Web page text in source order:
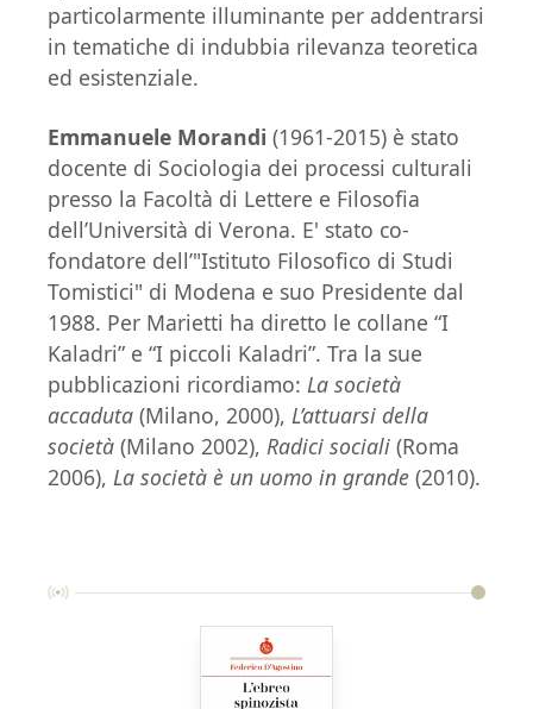
particolarmente illuminante per addentrarsi
in tematiche di indubbia rilevanza teoretica
ed esistenziale.
Emmanuele Morandi (1961-2015) è stato
docente di Sociologia dei processi culturali
presso la Facoltà di Lettere e Filosofia
dell’Università di Verona. E' stato co-
fondatore dell’"Istituto Filosofico di Studi
Tomistici" di Modena e suo Presidente dal
1988. Per Marietti ha diretto le collane “I
Kaladri” e “I piccoli Kaladri”. Tra la sue
pubblicazioni ricordiamo: La società
accaduta (Milano, 2000), L’attuarsi della
società (Milano 2002), Radici sociali (Roma
2006), La società è un uomo in grande (2010).